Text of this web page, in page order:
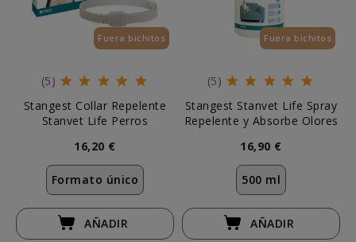
Fuera bichitos
(5)
Stangest Collar Repelente
Stanvet Life Perros
16,20 €
Formato único
AÑADIR
Fuera bichitos
(5)
Stangest Stanvet Life Spray
Repelente y Absorbe Olores
16,90 €
500 ml
AÑADIR